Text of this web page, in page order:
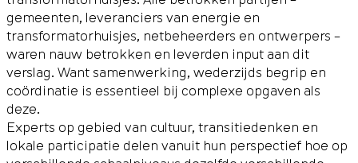
gemeenten, leveranciers van energie en
transformatorhuisjes, netbeheerders en ontwerpers –
waren nauw betrokken en leverden input aan dit
verslag. Want samenwerking, wederzijds begrip en
coördinatie is essentieel bij complexe opgaven als
deze.
Experts op gebied van cultuur, transitiedenken en
lokale participatie delen vanuit hun perspectief hoe op